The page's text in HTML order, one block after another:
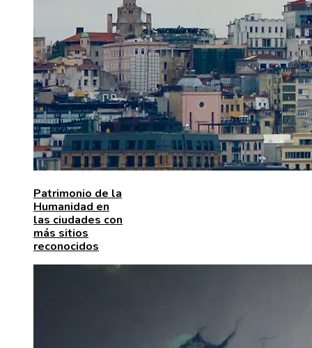
Patrimonio de la
Humanidad en
las ciudades con
más sitios
reconocidos